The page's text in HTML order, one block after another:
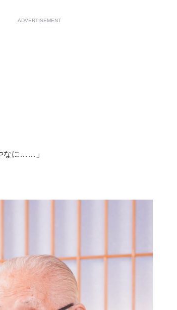
ADVERTISEMENT
なに……」